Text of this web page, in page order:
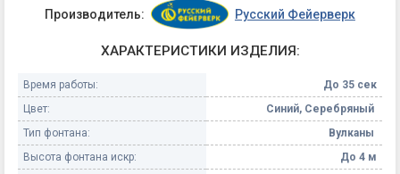
Производитель: Русский Фейерверк
ХАРАКТЕРИСТИКИ ИЗДЕЛИЯ:
Время работы:
До 35 сек
Цвет:
Синий, Серебряный
Тип фонтана:
Вулканы
Высота фонтана искр:
До 4 м